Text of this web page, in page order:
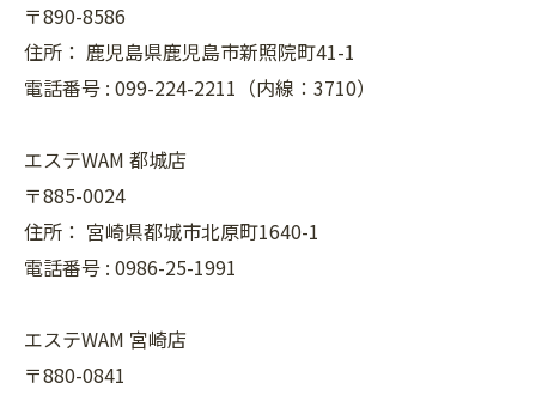
〒890-8586
住所： 鹿児島県鹿児島市新照院町41-1
電話番号 : 099-224-2211（内線：3710）
エステWAM 都城店
〒885-0024
住所： 宮崎県都城市北原町1640-1
電話番号 : 0986-25-1991
エステWAM 宮崎店
〒880-0841